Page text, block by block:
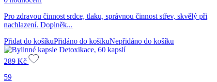
Pro zdravou činnost srdce, tlaku, správnou činnost střev, skvělý při
nachlazení. Doplněk...
Přidat do košíkuPřidáno do košíkuNepřidáno do košíku
289 Kč
59